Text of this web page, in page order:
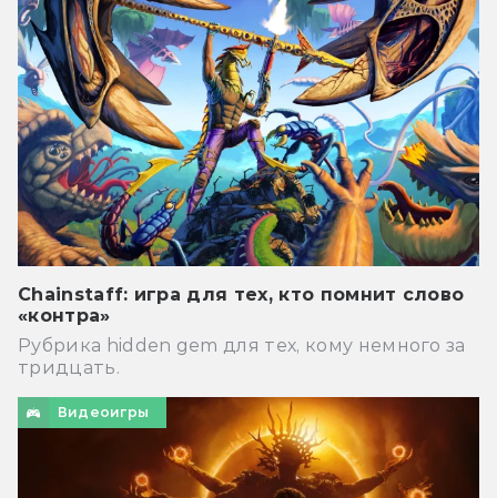
Chainstaff: игра для тех, кто помнит слово
«контра»
Рубрика hidden gem для тех, кому немного за
тридцать.
Видеоигры